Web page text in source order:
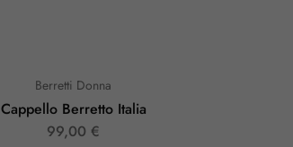
Berretti Donna
Cappello Berretto Italia
99,00 €